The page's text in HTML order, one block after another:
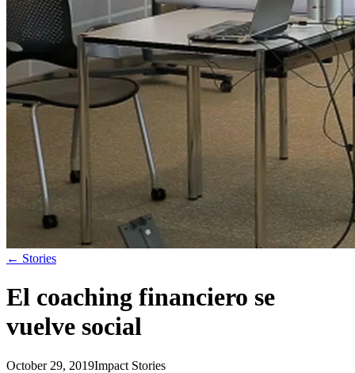
← Stories
El coaching financiero se
vuelve social
October 29, 2019Impact Stories